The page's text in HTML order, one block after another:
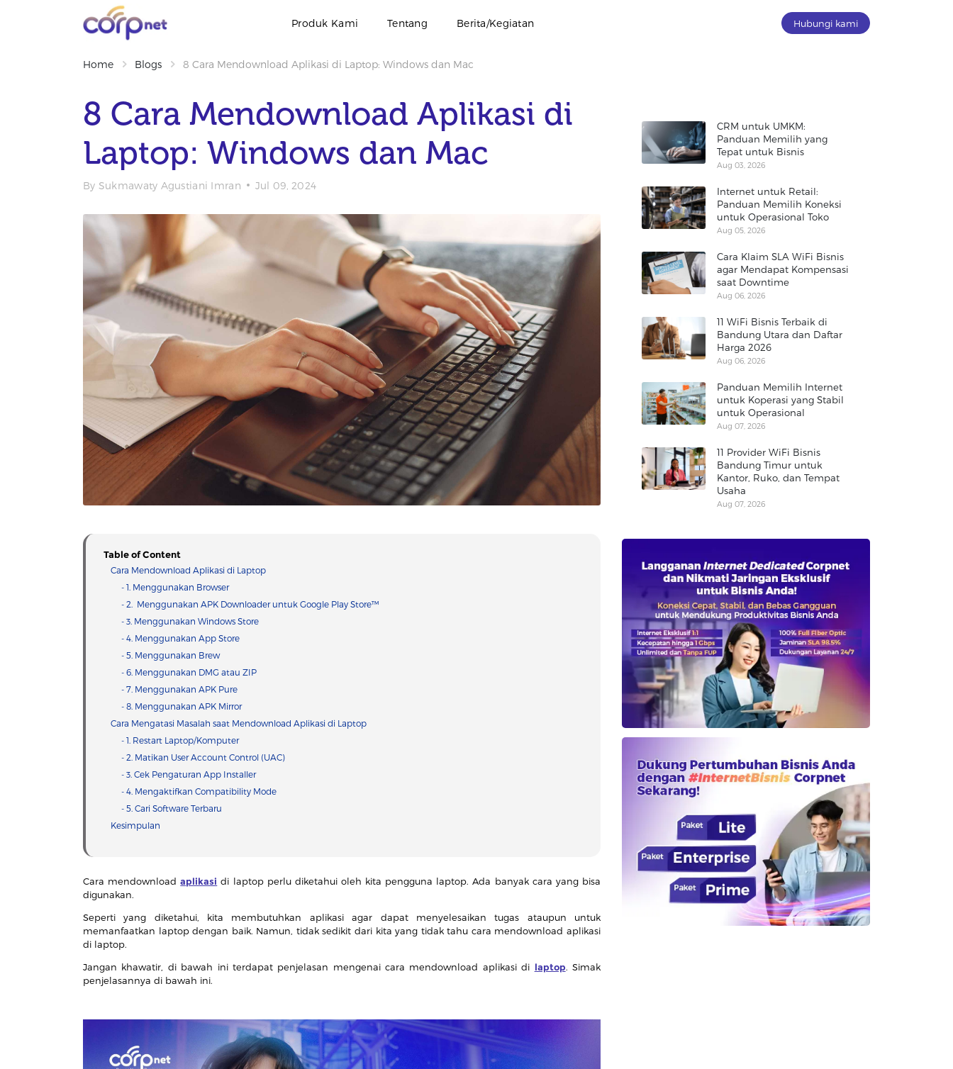
Produk Kami Tentang Berita/Kegiatan Hubungi kami
Home Blogs 8 Cara Mendownload Aplikasi di Laptop: Windows dan Mac
8 Cara Mendownload Aplikasi di
Laptop: Windows dan Mac
By Sukmawaty Agustiani Imran Jul 09, 2024
Table of Content
Cara Mendownload Aplikasi di Laptop
- 1. Menggunakan Browser
- 2. Menggunakan APK Downloader untuk Google Play Store™
- 3. Menggunakan Windows Store
- 4. Menggunakan App Store
- 5. Menggunakan Brew
- 6. Menggunakan DMG atau ZIP
- 7. Menggunakan APK Pure
- 8. Menggunakan APK Mirror
Cara Mengatasi Masalah saat Mendownload Aplikasi di Laptop
- 1. Restart Laptop/Komputer
- 2. Matikan User Account Control (UAC)
- 3. Cek Pengaturan App Installer
- 4. Mengaktifkan Compatibility Mode
- 5. Cari Software Terbaru
Kesimpulan
Cara mendownloadaplikasi di laptop perlu diketahui oleh kita pengguna laptop. Ada banyak cara yang bisa
digunakan.
Seperti yang diketahui, kita membutuhkan aplikasi agar dapat menyelesaikan tugas ataupun untuk
memanfaatkan laptop dengan baik. Namun, tidak sedikit dari kita yang tidak tahu cara mendownload aplikasi
di laptop.
Jangan khawatir, di bawah ini terdapat penjelasan mengenai cara mendownload aplikasi di laptop. Simak
penjelasannya di bawah ini.
CRM untuk UMKM:
Panduan Memilih yang
Tepat untuk Bisnis
Aug 03, 2026
Internet untuk Retail:
Panduan Memilih Koneksi
untuk Operasional Toko
Aug 05, 2026
Cara Klaim SLA WiFi Bisnis
agar Mendapat Kompensasi
saat Downtime
Aug 06, 2026
11 WiFi Bisnis Terbaik di
Bandung Utara dan Daftar
Harga 2026
Aug 06, 2026
Panduan Memilih Internet
untuk Koperasi yang Stabil
untuk Operasional
Aug 07, 2026
11 Provider WiFi Bisnis
Bandung Timur untuk
Kantor, Ruko, dan Tempat
Usaha
Aug 07, 2026